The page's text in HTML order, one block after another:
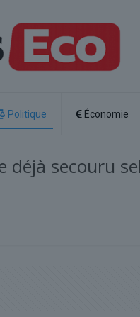
Politique Économie
déjà secouru